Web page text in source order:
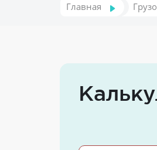
Главная